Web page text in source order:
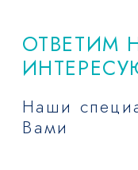
ОТВЕТИМ
Наши
Вами